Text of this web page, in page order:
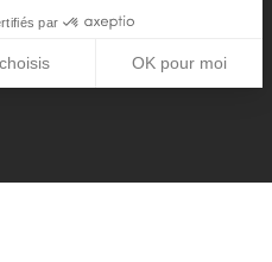
par
OK pour moi
et de gérer vos